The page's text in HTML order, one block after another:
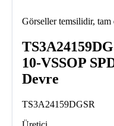
Görseller temsilidir, tam
10-VSSOP
Devre
TS3A24159DGSR